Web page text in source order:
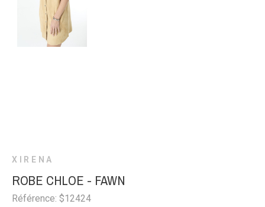
XIRENA
ROBE CHLOE - FAWN
Référence: $12424